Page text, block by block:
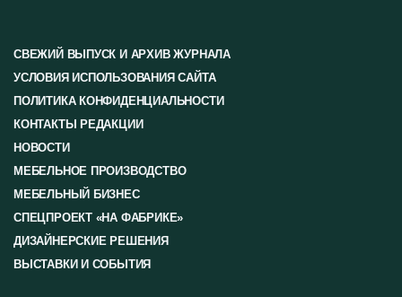
СВЕЖИЙ ВЫПУСК И АРХИВ ЖУРНАЛА
УСЛОВИЯ ИСПОЛЬЗОВАНИЯ САЙТА
ПОЛИТИКА КОНФИДЕНЦИАЛЬНОСТИ
КОНТАКТЫ РЕДАКЦИИ
НОВОСТИ
МЕБЕЛЬНОЕ ПРОИЗВОДСТВО
МЕБЕЛЬНЫЙ БИЗНЕС
СПЕЦПРОЕКТ «НА ФАБРИКЕ»
ДИЗАЙНЕРСКИЕ РЕШЕНИЯ
ВЫСТАВКИ И СОБЫТИЯ